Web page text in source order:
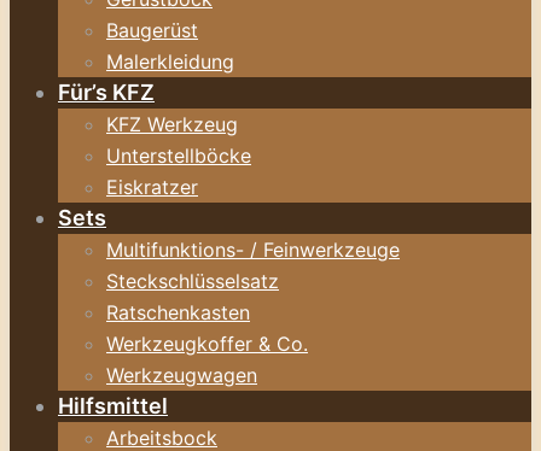
Baugerüst
Malerkleidung
Für’s KFZ
KFZ Werkzeug
Unterstellböcke
Eiskratzer
Sets
Multifunktions- / Feinwerkzeuge
Steckschlüsselsatz
Ratschenkasten
Werkzeugkoffer & Co.
Werkzeugwagen
Hilfsmittel
Arbeitsbock